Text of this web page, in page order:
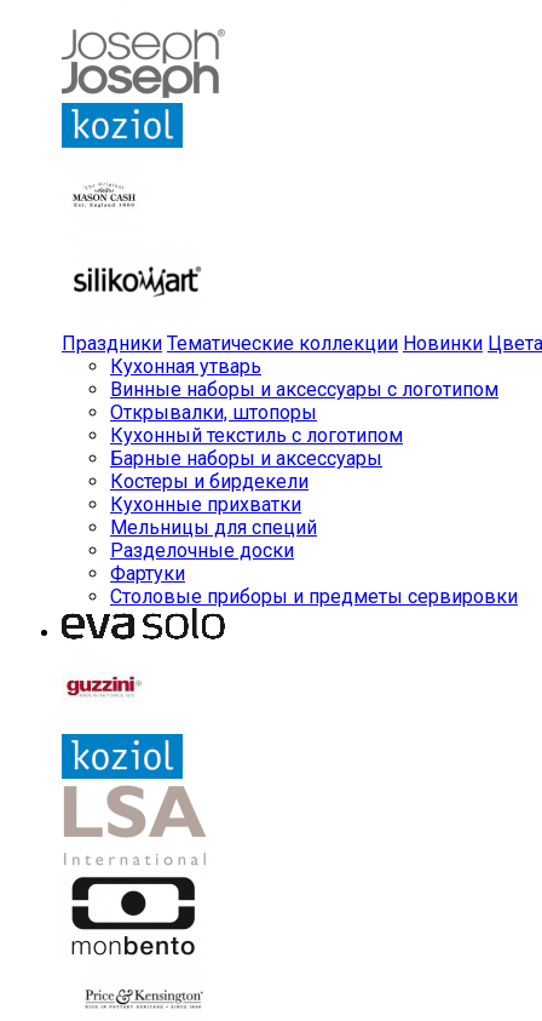
Праздники Тематические коллекции Новинки Цвета
Кухонная утварь
Винные наборы и аксессуары с логотипом
Открывалки, штопоры
Кухонный текстиль с логотипом
Барные наборы и аксессуары
Костеры и бирдекели
Кухонные прихватки
Мельницы для специй
Разделочные доски
Фартуки
Столовые приборы и предметы сервировки